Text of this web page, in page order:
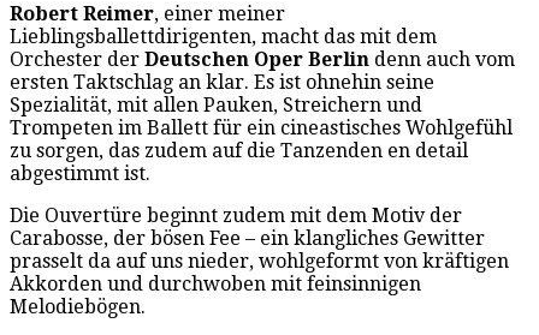
Robert Reimer, einer meiner
Lieblingsballettdirigenten, macht das mit dem
Orchester der Deutschen Oper Berlin denn auch vom
ersten Taktschlag an klar. Es ist ohnehin seine
Spezialität, mit allen Pauken, Streichern und
Trompeten im Ballett für ein cineastisches Wohlgefühl
zu sorgen, das zudem auf die Tanzenden en detail
abgestimmt ist.
Die Ouvertüre beginnt zudem mit dem Motiv der
Carabosse, der bösen Fee – ein klangliches Gewitter
prasselt da auf uns nieder, wohlgeformt von kräftigen
Akkorden und durchwoben mit feinsinnigen
Melodiebögen.